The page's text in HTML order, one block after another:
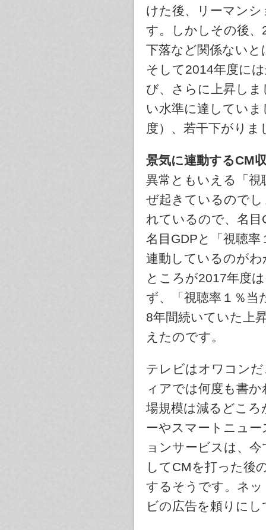
けた後、リーマン
す。しかしその後、
下落など関係ない
そして2014年度に
び、さらに上昇し
い水準に達してい
度）、若干下がりま
景気に連動するCM
異常ともいえる「視
ぜ起きているので
れているので、名
名目GDPと「視聴
連動しているのが
ところが2017年度
ず、「視聴率１％
8年間続いていた上
えたのです。
テレビはオワコン
ィアでは何度も書
場規模は減るどこ
ーやスマートニュ
ョンサービスは、
してCMを打った後
するそうです。ネ
ビの広告を頼りに